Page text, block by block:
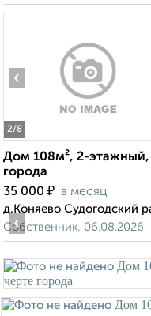
2/8
‹
Дом 108м², 2-этажный,
города
35 000 ₽ в месяц
д.Коняево Судогодский
Собственник, 06.08.2026
‹